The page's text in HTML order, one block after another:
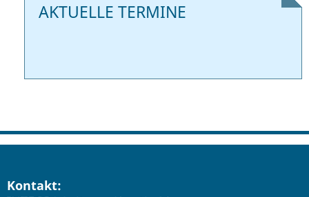
AKTUELLE TERMINE
Kontakt: